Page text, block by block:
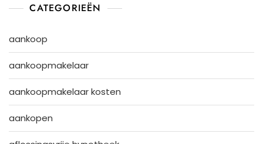
CATEGORIEËN
aankoop
aankoopmakelaar
aankoopmakelaar kosten
aankopen